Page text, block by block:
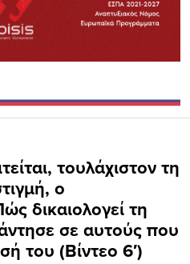
τουλάχιστον τη
ο
δικαιολογεί τη
σε αυτούς που
του (Βίντεο 6′)